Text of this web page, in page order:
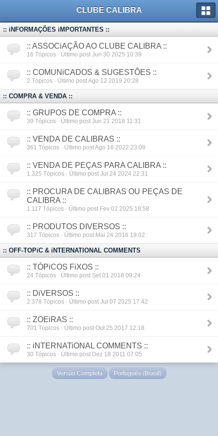
CLUBE CALIBRA
:: iNFORMAÇÕES iMPORTANTES ::
:: ASSOCiAÇÃO AO CLUBE CALIBRA ::
16 Tópicos · Último post Jun 30 2025 10:39
:: COMUNiCADOS & SUGESTÕES ::
2 Tópicos · Último post Ago 12 2019 20:28
:: COMPRA & VENDA ::
:: GRUPOS DE COMPRA ::
39 Tópicos · Último post Jun 21 2018 11:31
:: VENDA DE CALIBRAS ::
361 Tópicos · Último post Ago 16 2022 23:08
:: VENDA DE PEÇAS PARA CALIBRA ::
1.325 Tópicos · Último post Jul 24 2024 22:31
:: PROCURA DE CALIBRAS OU PEÇAS DE
CALIBRA ::
1.117 Tópicos · Último post Fev 02 2025 18:58
:: PRODUTOS DIVERSOS ::
317 Tópicos · Último post Mai 24 2016 19:02
:: OFF-TOPiC & iNTERNATIONAL COMMENTS
:: TÓPiCOS FiXOS ::
24 Tópicos · Último post Set 01 2018 09:24
:: DiVERSOS ::
2.378 Tópicos · Último post Jul 07 2025 17:42
:: ZOEiRAS ::
701 Tópicos · Último post Out 25 2017 12:18
:: iNTERNATiONAL COMMENTS ::
30 Tópicos · Último post Dez 18 2011 07:05
Versão Completa Português (Brasil)